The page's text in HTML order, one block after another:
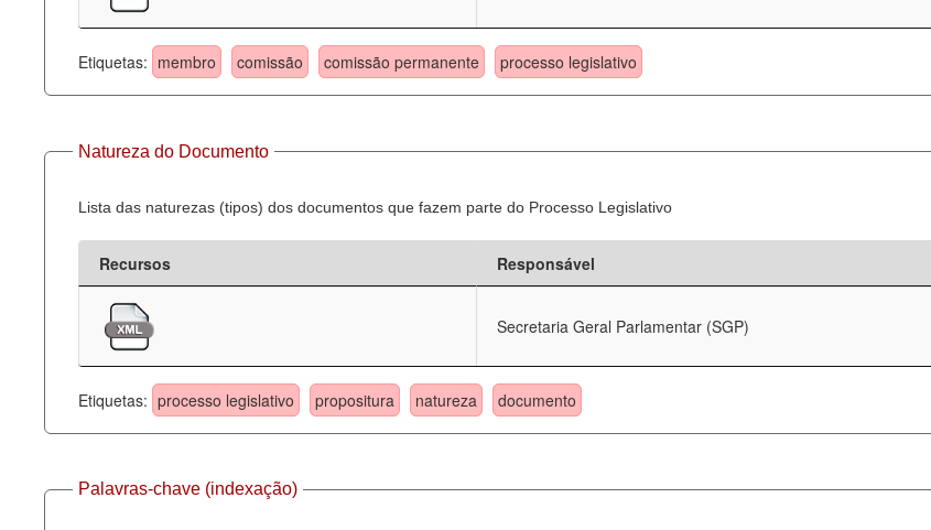
Etiquetas: membro comissão comissão permanente processo legislativo
Natureza do Documento
Lista das naturezas (tipos) dos documentos que fazem parte do Processo Legislativo
Recursos Responsável
Secretaria Geral Parlamentar (SGP)
Etiquetas: processo legislativo propositura natureza documento
Palavras-chave (indexação)